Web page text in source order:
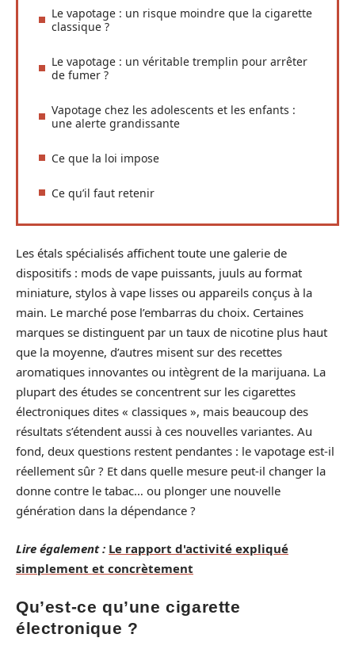
Le vapotage : un risque moindre que la cigarette
classique ?
Le vapotage : un véritable tremplin pour arrêter
de fumer ?
Vapotage chez les adolescents et les enfants :
une alerte grandissante
Ce que la loi impose
Ce qu’il faut retenir
Les étals spécialisés affichent toute une galerie de
dispositifs : mods de vape puissants, juuls au format
miniature, stylos à vape lisses ou appareils conçus à la
main. Le marché pose l’embarras du choix. Certaines
marques se distinguent par un taux de nicotine plus haut
que la moyenne, d’autres misent sur des recettes
aromatiques innovantes ou intègrent de la marijuana. La
plupart des études se concentrent sur les cigarettes
électroniques dites « classiques », mais beaucoup des
résultats s’étendent aussi à ces nouvelles variantes. Au
fond, deux questions restent pendantes : le vapotage est-il
réellement sûr ? Et dans quelle mesure peut-il changer la
donne contre le tabac… ou plonger une nouvelle
génération dans la dépendance ?
Lire également : Le rapport d'activité expliqué
simplement et concrètement
Qu’est-ce qu’une cigarette
électronique ?